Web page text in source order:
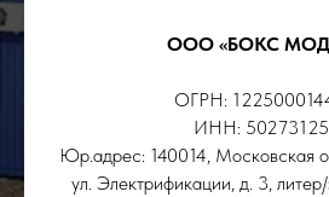
ООО «БОКС
ОГРН:
ИНН:
Юр.адрес: 140014, Московская
ул. Электрификации, д. 3,